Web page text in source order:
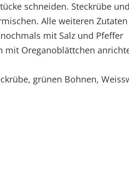
schneiden. Steckrübe
Alle weiteren Zutaten
mit Salz und Pfeffer
mit Oreganoblättchen
grünen Bohnen,